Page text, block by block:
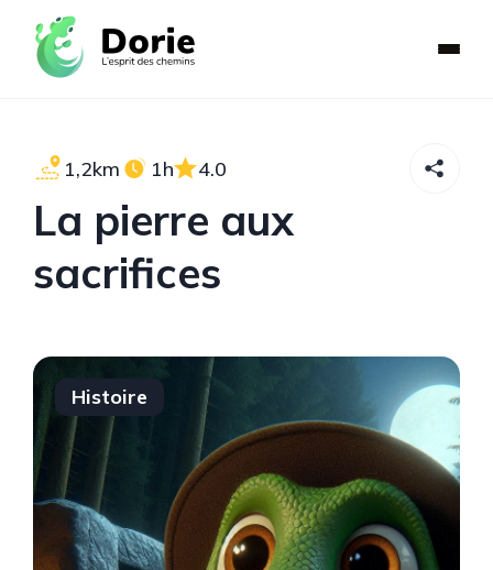
1,2km 1h 4.0
La pierre aux
sacrifices
Histoire